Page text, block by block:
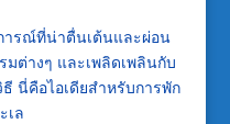
ารณ์ที่น่าตื่นเต้นและผ่อน
ต่างๆ และเพลิดเพลินกับ
นี่คือไอเดียสำหรับการพัก
เล